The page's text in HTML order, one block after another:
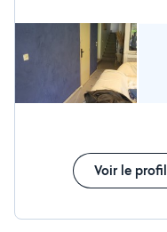
Voir le profil